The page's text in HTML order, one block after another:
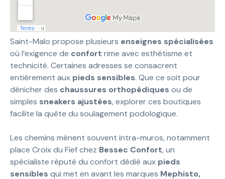
Saint-Malo propose plusieurs enseignes spécialisées
où l’exigence de confort rime avec esthétisme et
technicité. Certaines adresses se consacrent
entièrement aux pieds sensibles. Que ce soit pour
dénicher des chaussures orthopédiques ou de
simples sneakers ajustées, explorer ces boutiques
facilite la quête du soulagement podologique.
Les chemins mènent souvent intra-muros, notamment
place Croix du Fief chez Bessec Confort, un
spécialiste réputé du confort dédié aux pieds
sensibles qui met en avant les marques Mephisto,